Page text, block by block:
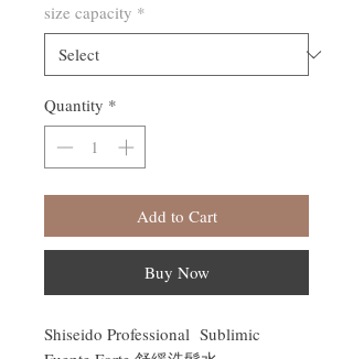
size capacity *
Quantity *
Add to Cart
Buy Now
Shiseido Professional Sublimic